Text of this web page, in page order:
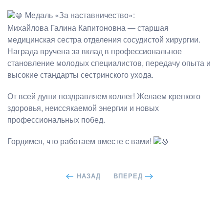
Медаль «За наставничество»:
Михайлова Галина Капитоновна — старшая
медицинская сестра отделения сосудистой хирургии.
Награда вручена за вклад в профессиональное
становление молодых специалистов, передачу опыта и
высокие стандарты сестринского ухода.
От всей души поздравляем коллег! Желаем крепкого
здоровья, неиссякаемой энергии и новых
профессиональных побед.
Гордимся, что работаем вместе с вами!
НАЗАД ВПЕРЕД